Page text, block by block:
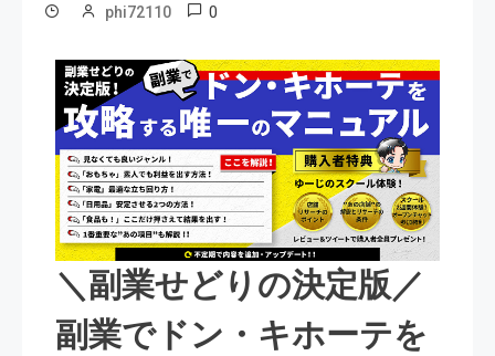
phi72110 0
＼副業せどりの決定版／
副業でドン・キホーテを